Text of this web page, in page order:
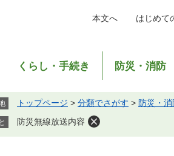
本文へ はじめて
くらし・手続き 防災・消防
トップページ > 分類でさがす > 防災・消
防災無線放送内容